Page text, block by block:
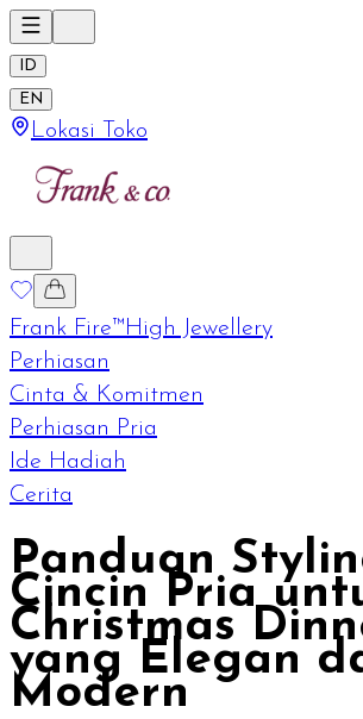
ID
EN
Lokasi Toko
Frank Fire™High Jewellery
Perhiasan
Cinta & Komitmen
Perhiasan Pria
Ide Hadiah
Cerita
Panduan
Cincin Pria
Christmas
yang Elegan
Modern